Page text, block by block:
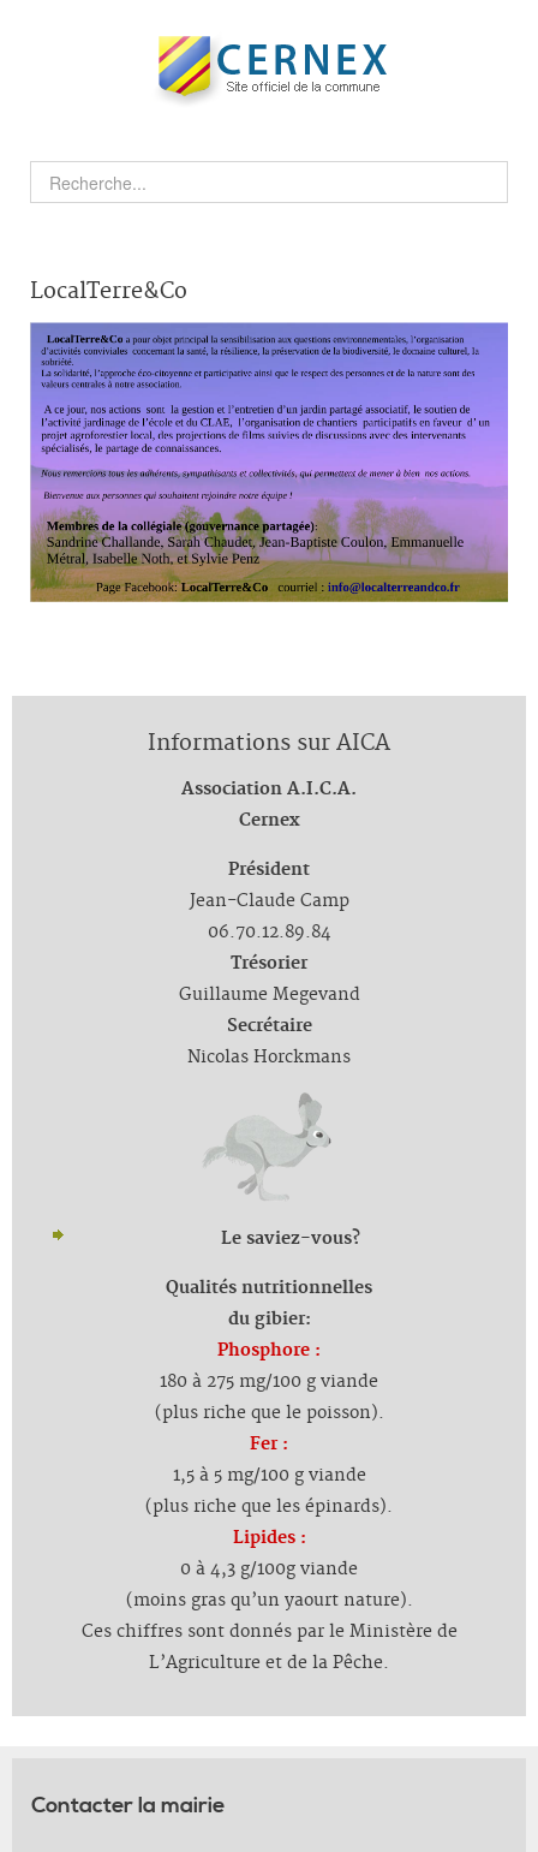
LocalTerre&Co
Informations sur AICA
Association A.I.C.A.
Cernex
Président
Jean-Claude Camp
06.70.12.89.84
Trésorier
Guillaume Megevand
Secrétaire
Nicolas Horckmans
Le saviez-vous?
Qualités nutritionnelles
du gibier:
Phosphore :
180 à 275 mg/100 g viande
(plus riche que le poisson).
Fer :
1,5 à 5 mg/100 g viande
(plus riche que les épinards).
Lipides :
0 à 4,3 g/100g viande
(moins gras qu’un yaourt nature).
Ces chiffres sont donnés par le Ministère de
L’Agriculture et de la Pêche.
Contacter la mairie